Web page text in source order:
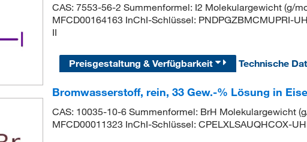
CAS: 7553-56-2 Summenformel: I2 Molekulargewicht (g/
MFCD00164163 InChI-Schlüssel: PNDPGZBMCMUPRI-
II
Preisgestaltung & Verfügbarkeit Technische
Bromwasserstoff, rein, 33 Gew.-% Lösung in
CAS: 10035-10-6 Summenformel: BrH Molekulargewicht
MFCD00011323 InChI-Schlüssel: CPELXLSAUQHCOX-